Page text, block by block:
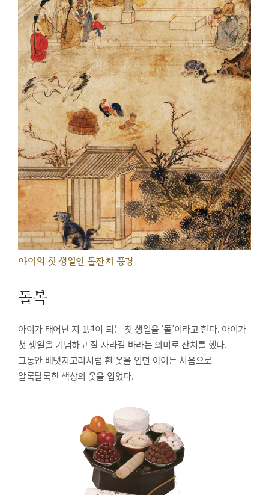
아이의 첫 생일인 돌잔치 풍경
돌복
아이가 태어난 지 1년이 되는 첫 생일을 ‘돌’이라고 한다. 아이가
첫 생일을 기념하고 잘 자라길 바라는 의미로 잔치를 했다.
그동안 배냇저고리처럼 흰 옷을 입던 아이는 처음으로
알록달록한 색상의 옷을 입었다.